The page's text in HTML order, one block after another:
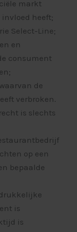
markt
invloed heeft;
Select-Line;
en
consument
de
verbroken.
is slechts
op een
bepaalde
is
is